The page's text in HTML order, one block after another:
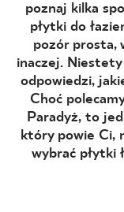
poznaj kilka
płytki do
pozór prosta,
inaczej.
odpowiedzi,
Choć
Paradyż, to
który powie Ci,
wybrać płytki